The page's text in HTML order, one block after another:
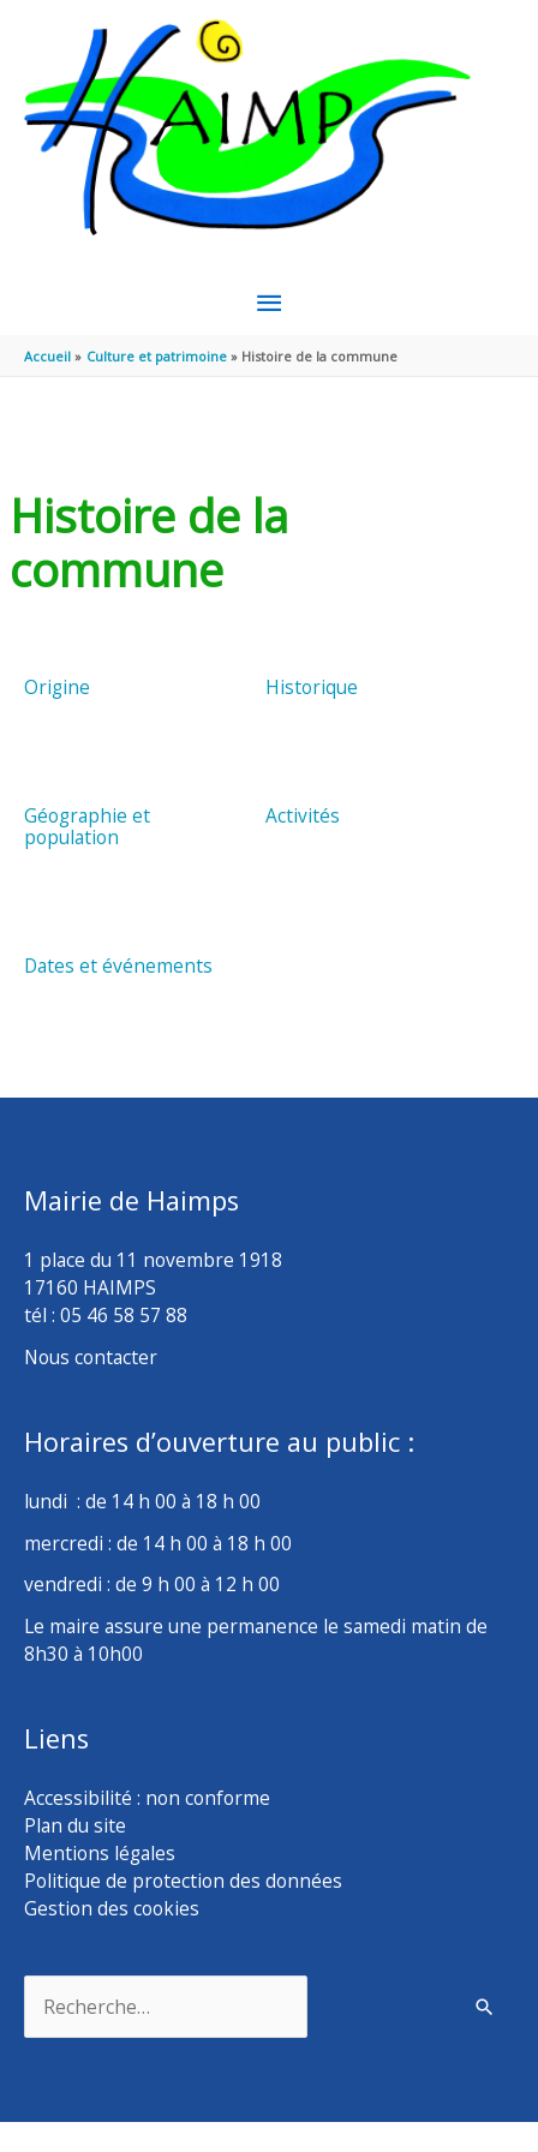
MENU
PRINCIPAL
Accueil Culture et patrimoine Histoire de la commune
Histoire de la
commune
Origine Historique
Géographie et
population
Activités
Dates et événements
Mairie de Haimps
1 place du 11 novembre 1918
17160 HAIMPS
tél : 05 46 58 57 88
Nous contacter
Horaires d’ouverture au public :
lundi : de 14 h 00 à 18 h 00
mercredi : de 14 h 00 à 18 h 00
vendredi : de 9 h 00 à 12 h 00
Le maire assure une permanence le samedi matin de
8h30 à 10h00
Liens
Accessibilité : non conforme
Plan du site
Mentions légales
Politique de protection des données
Gestion des cookies